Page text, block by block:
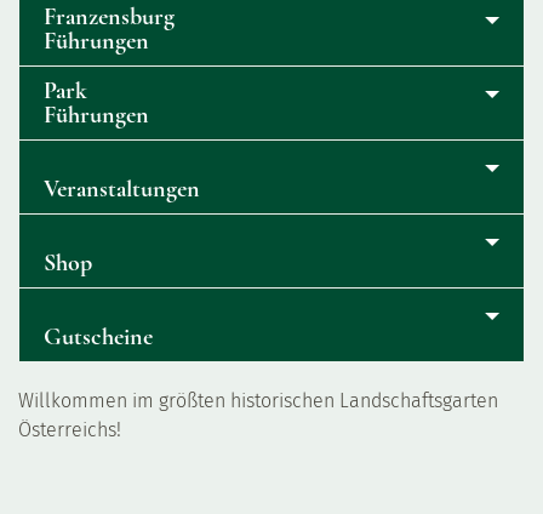
Franzensburg
Führungen
Park
Führungen
Veranstaltungen
Shop
Gutscheine
Willkommen im größten historischen Landschaftsgarten
Österreichs!